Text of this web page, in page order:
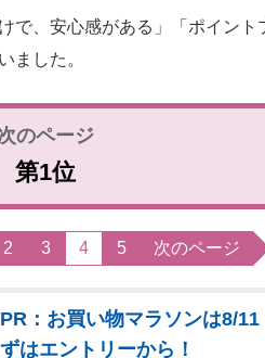
、安心感がある」「ポイント
ました。
第1位
2 3 4 5 次のページ
PR：お買い物マラソンは8/
はエントリーから！